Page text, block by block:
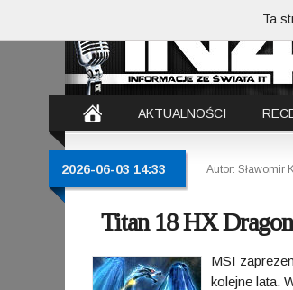
AKTUALNOŚCI
2026-06-03 14:33 Autor: Sławomir
Titan 18 HX
MSI
kolejne lata.
Ta